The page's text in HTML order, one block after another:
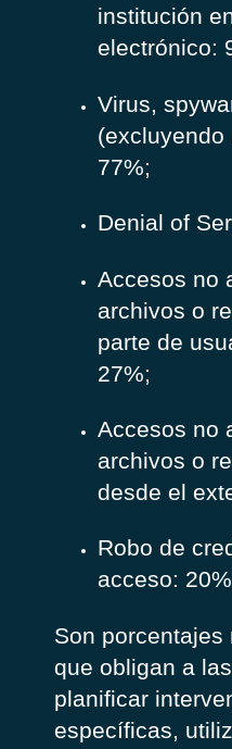
institución
electrónico:
Virus,
(excluyendo
77%;
Denial of
Accesos no
archivos o
parte de
27%;
Accesos no
archivos o
desde el
Robo de
acceso: 20%
Son porcentajes
que obligan a
planificar
específicas,